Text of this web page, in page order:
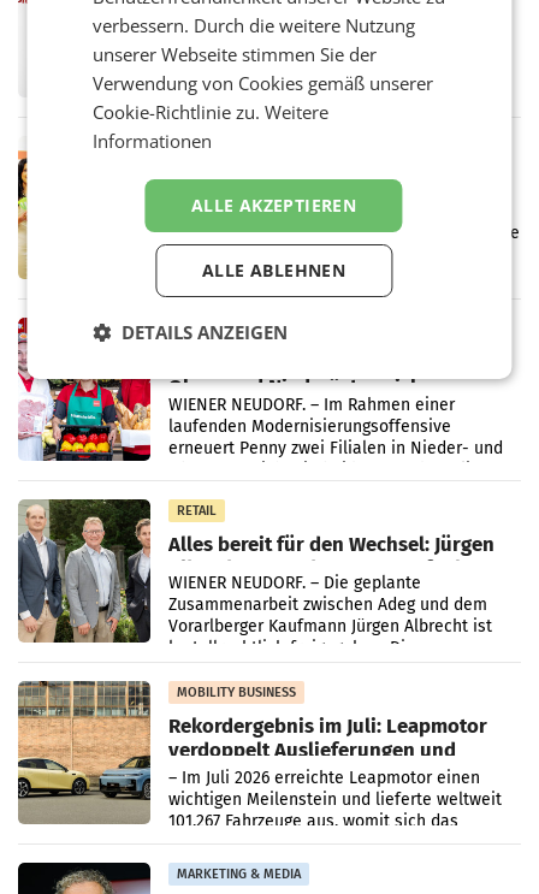
überraschend viel Gewinn
UNTERFÖHRING/MAILAND/AMSTERDAM. Der
Fernsehkonzern ProSiebenSat.1 hat im
Frühjahr dank Kostensenkungen operativ
wieder Gewinn gemacht und die
RETAIL
Eine Bühne für Zirkularität: ARA und
Müller informieren am POS über
Kreislauffähigkeit
Über den gesamten August hinweg rücken die
Altstoff Recycling Austria AG (ARA) und der
Handelskonzern Müller die Initiative
„Kreislauf-Helden“ in allen österreichischen
RETAIL
Ober- und Niederösterreich
WIENER NEUDORF. – Im Rahmen einer
laufenden Modernisierungsoffensive
erneuert Penny zwei Filialen in Nieder- und
RETAIL
Alles bereit für den Wechsel: Jürgen
Albrecht setzt ab 1.1.2027 auf Adeg
WIENER NEUDORF. – Die geplante
Zusammenarbeit zwischen Adeg und dem
Vorarlberger Kaufmann Jürgen Albrecht ist
kartellrechtlich freigegeben: Die
Bundeswettbewerbsbehörde und der
Bundeskartellanwalt
MOBILITY BUSINESS
Rekordergebnis im Juli: Leapmotor
verdoppelt Auslieferungen und
überschreitet die 100.000er-Marke
– Im Juli 2026 erreichte Leapmotor einen
wichtigen Meilenstein und lieferte weltweit
101.267 Fahrzeuge aus, womit sich das
Ergebnis gegenüber Juli 2025 mehr als
verdoppelte (+102
MARKETING & MEDIA
verbessern. Durch die weitere Nutzung
unserer Webseite stimmen Sie der
Verwendung von Cookies gemäß unserer
Cookie-Richtlinie zu.Weitere
Informationen
ALLE AKZEPTIEREN
ALLE ABLEHNEN
DETAILS ANZEIGEN